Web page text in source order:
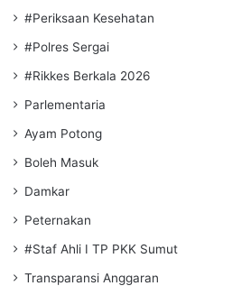
#Periksaan Kesehatan
#Polres Sergai
#Rikkes Berkala 2026
Parlementaria
Ayam Potong
Boleh Masuk
Damkar
Peternakan
#Staf Ahli I TP PKK Sumut
Transparansi Anggaran